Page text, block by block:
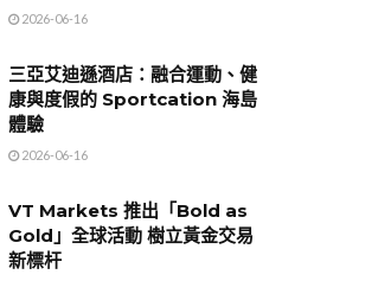
2026-06-16
三亞艾迪遜酒店：融合運動、健
康與度假的 Sportcation 海島
體驗
2026-06-16
VT Markets 推出「Bold as
Gold」全球活動 樹立黃金交易
新標杆